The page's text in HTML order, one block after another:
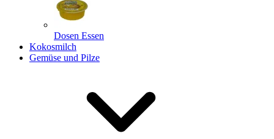
Dosen Essen
Kokosmilch
Gemüse und Pilze